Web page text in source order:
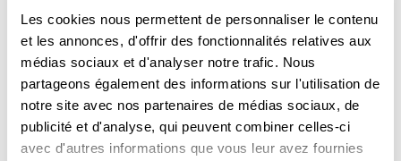
Les cookies nous permettent de personnaliser le contenu
et les annonces, d'offrir des fonctionnalités relatives aux
médias sociaux et d'analyser notre trafic. Nous
partageons également des informations sur l'utilisation de
notre site avec nos partenaires de médias sociaux, de
publicité et d'analyse, qui peuvent combiner celles-ci
avec d'autres informations que vous leur avez fournies
préférences.
CHANGER MES PRÉFÉRENCES